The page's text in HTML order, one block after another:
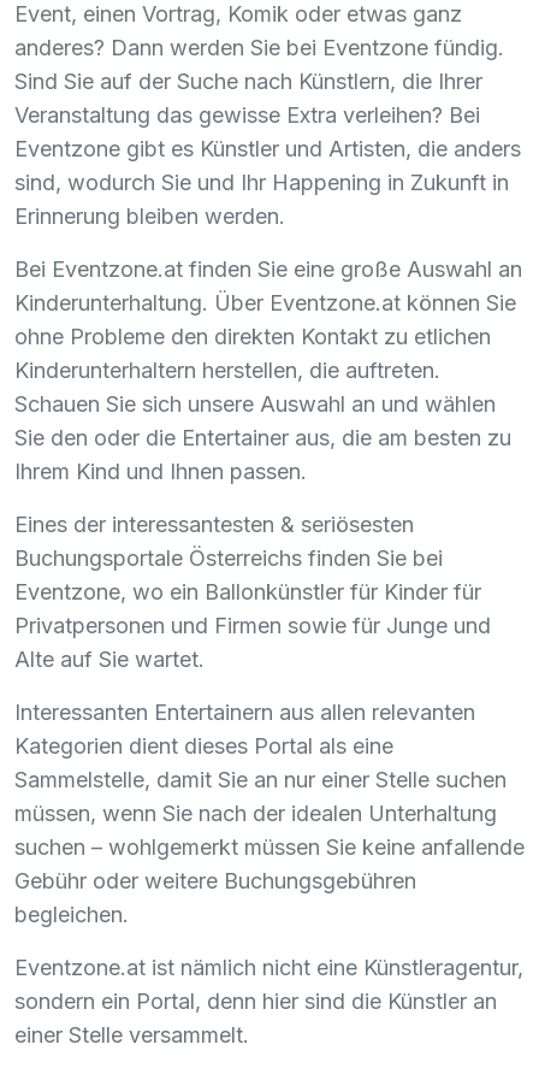
Event, einen Vortrag, Komik oder etwas ganz
anderes? Dann werden Sie bei Eventzone fündig.
Sind Sie auf der Suche nach Künstlern, die Ihrer
Veranstaltung das gewisse Extra verleihen? Bei
Eventzone gibt es Künstler und Artisten, die anders
sind, wodurch Sie und Ihr Happening in Zukunft in
Erinnerung bleiben werden.
Bei Eventzone.at finden Sie eine große Auswahl an
Kinderunterhaltung. Über Eventzone.at können Sie
ohne Probleme den direkten Kontakt zu etlichen
Kinderunterhaltern herstellen, die auftreten.
Schauen Sie sich unsere Auswahl an und wählen
Sie den oder die Entertainer aus, die am besten zu
Ihrem Kind und Ihnen passen.
Eines der interessantesten & seriösesten
Buchungsportale Österreichs finden Sie bei
Eventzone, wo ein Ballonkünstler für Kinder für
Privatpersonen und Firmen sowie für Junge und
Alte auf Sie wartet.
Interessanten Entertainern aus allen relevanten
Kategorien dient dieses Portal als eine
Sammelstelle, damit Sie an nur einer Stelle suchen
müssen, wenn Sie nach der idealen Unterhaltung
suchen – wohlgemerkt müssen Sie keine anfallende
Gebühr oder weitere Buchungsgebühren
begleichen.
Eventzone.at ist nämlich nicht eine Künstleragentur,
sondern ein Portal, denn hier sind die Künstler an
einer Stelle versammelt.